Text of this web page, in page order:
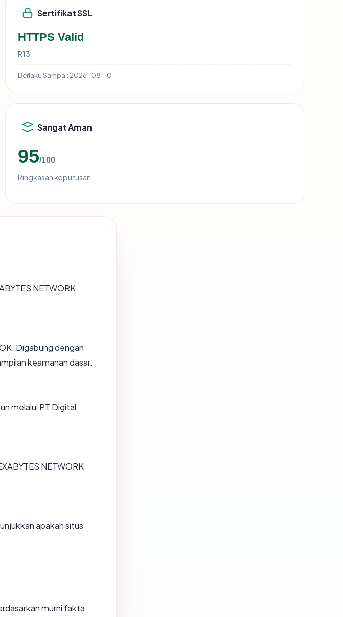
Sertifikat SSL
HTTPS Valid
R13
Berlaku Sampai: 2026-08-10
Sangat Aman
95/100
Ringkasan keputusan
NETWORK
Digabung dengan
keamanan dasar.
melalui PT Digital
NETWORK
apakah situs
murni fakta